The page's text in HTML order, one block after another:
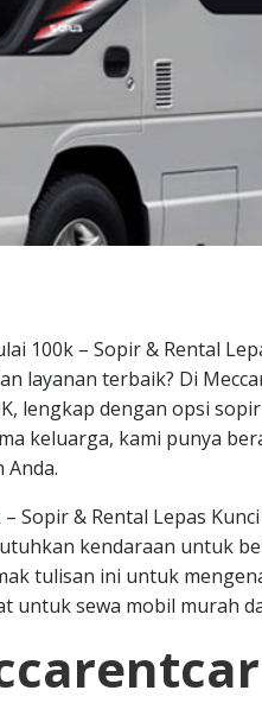
100k – Sopir & Rental
layanan terbaik? Di
lengkap dengan opsi
keluarga, kami punya
Sopir & Rental Lepas
kendaraan untuk
tulisan ini untuk
untuk sewa mobil murah